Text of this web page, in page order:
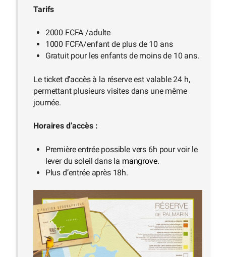
Tarifs
2000 FCFA /adulte
1000 FCFA/enfant de plus de 10 ans
Gratuit pour les enfants de moins de 10 ans.
Le ticket d’accès à la réserve est valable 24 h,
permettant plusieurs visites dans une même
journée.
Horaires d’accès :
Première entrée possible vers 6h pour voir le
lever du soleil dans la mangrove.
Plus d’entrée après 18h.